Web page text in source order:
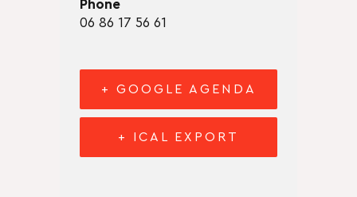
Phone
06 86 17 56 61
+ GOOGLE AGENDA
+ ICAL EXPORT